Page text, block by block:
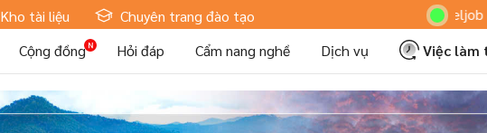
Kho tài liệu Chuyên trang đào tạo Hoteljob MV:
Cộng đồng
Hỏi đáp Cẩm nang nghề Dịch vụ
Việc làm